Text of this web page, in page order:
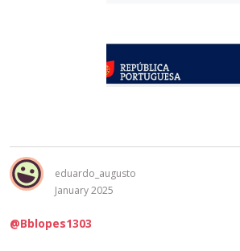
eduardo_augusto
January 2025
@Bblopes1303